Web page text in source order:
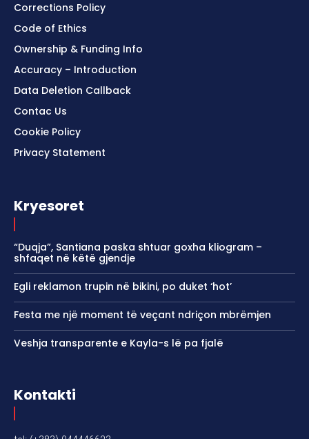
Corrections Policy
Code of Ethics
Ownership & Funding Info
Accuracy – Introduction
Data Deletion Callback
Contac Us
Cookie Policy
Privacy Statement
Kryesoret
“Duqja”, Santiana paska shtuar goxha kliogram –
shfaqet në këtë gjendje
Egli reklamon trupin në bikini, po duket ‘hot’
Festa me një moment të veçant ndriçon mbrëmjen
Veshja transparente e Kayla-s lë pa fjalë
Kontakti